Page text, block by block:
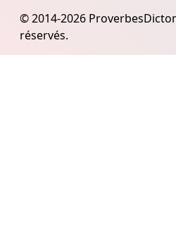
© 2014-2026
réservés.